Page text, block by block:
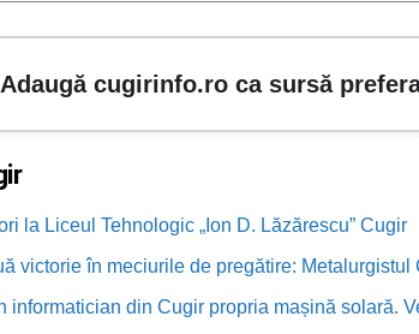
Adaugă cugirinfo.ro ca sursă
la Liceul Tehnologic „Ion D. Lăzărescu” Cugir
victorie în meciurile de pregătire:
informatician din Cugir propria mașină solară.